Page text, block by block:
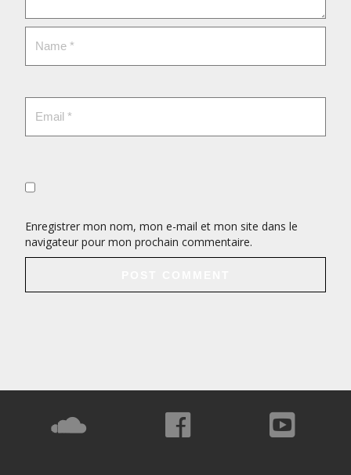
Enregistrer mon nom, mon e-mail et mon site dans le
navigateur pour mon prochain commentaire.